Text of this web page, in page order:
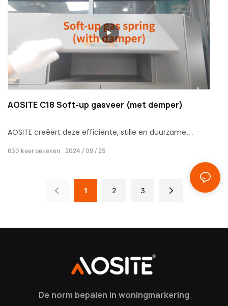
AOSITE C18 Soft-up gasveer (met demper)
AOSITE creëert deze efficiënte, stille en duurzame
2024 09 25
630 keer bekeken
1 2 3
De norm bepalen in woningmarkering